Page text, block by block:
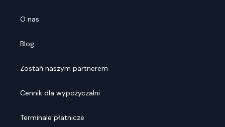
O nas
Blog
Zostań naszym partnerem
Cennik dla wypożyczalni
Terminale płatnicze